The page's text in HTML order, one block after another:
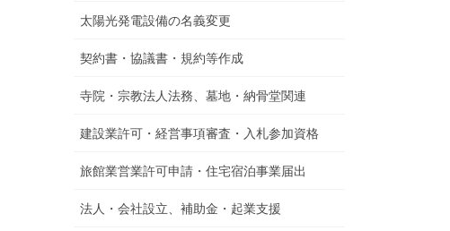
太陽光発電設備の名義変更
契約書・協議書・規約等作成
寺院・宗教法人法務、墓地・納骨堂関連
建設業許可・経営事項審査・入札参加資格
旅館業営業許可申請・住宅宿泊事業届出
法人・会社設立、補助金・起業支援